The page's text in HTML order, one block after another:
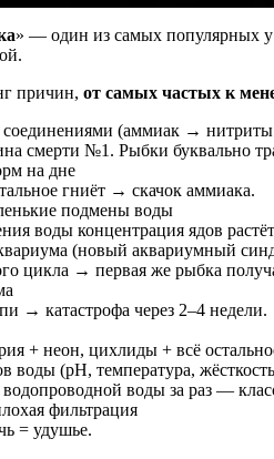
» — один из самых популярных у
причин, от самых частых к
соединениями (аммиак →
смерти №1. Рыбки буквально
на дне
гниёт → скачок аммиака.
подмены воды
воды концентрация ядов
(новый аквариумный
цикла → первая же рыбка
→ катастрофа через 2–4 недели.
+ неон, цихлиды + всё
воды (pH, температура,
воды за раз —
фильтрация
= удушье.